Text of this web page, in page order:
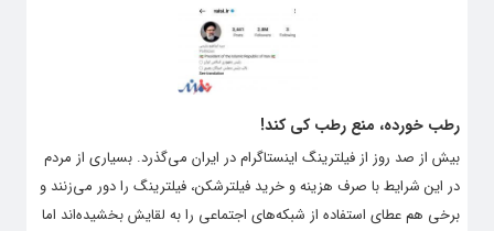
رطب خورده، منع رطب کی کند!
بیش از صد روز از فیلترینگ اینستاگرام در ایران می‌گذرد. بسیاری از مردم
در این شرایط با صرف هزینه و خرید فیلترشکن، فیلترینگ را دور می‌زنند و
برخی هم عطای استفاده از شبکه‌های اجتماعی را به لقایش بخشیده‌اند اما